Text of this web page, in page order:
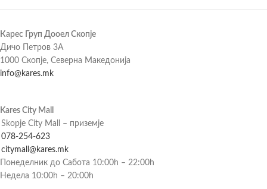
Карес Груп Дооел Скопје
Дичо Петров 3А
1000 Скопје, Северна Македонија
info@kares.mk
Kares City Mall
Skopje City Mall – приземје
078-254-623
citymall@kares.mk
Понеделник до Сабота 10:00h – 22:00h
Недела 10:00h – 20:00h